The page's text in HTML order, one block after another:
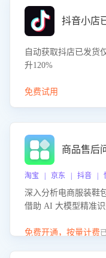
自动获取抖店已发货
升120%
免费试用
商品售后
淘宝 | 京东 | 抖音 |
深入分析电商服装鞋
借助 AI 大模型精准
议，助力商家优化产
免费开通，按量计费